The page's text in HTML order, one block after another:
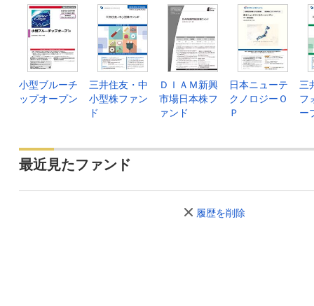
小型ブルーチ
ップオープン
三井住友・中
小型株ファン
ド
ＤＩＡＭ新興
市場日本株フ
ァンド
日本ニューテ
クノロジーＯ
Ｐ
三
フ
ー
最近見たファンド
履歴を削除